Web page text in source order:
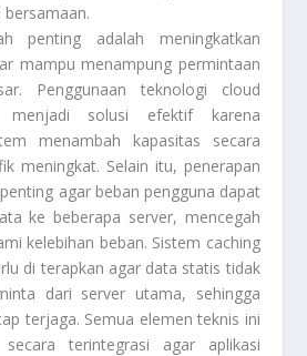
penting adalah meningkatkan
mampu menampung permintaan
Penggunaan teknologi cloud
menjadi solusi efektif karena
menambah kapasitas secara
meningkat. Selain itu, penerapan
agar beban pengguna dapat
ke beberapa server, mencegah
kelebihan beban. Sistem caching
di terapkan agar data statis tidak
dari server utama, sehingga
terjaga. Semua elemen teknis ini
terintegrasi agar aplikasi